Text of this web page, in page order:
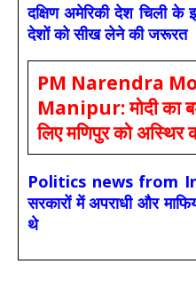
दक्षिण अमेरिकी देश चिली
देशों को सीख लेने की जरूरत
PM Narendra
Manipur: मोदी का
लिए मणिपुर को
Politics news from
सरकारों में अपराधी और
थे